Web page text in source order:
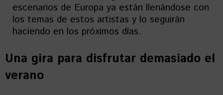
escenarios de Europa ya están llenándose con
los temas de estos artistas y lo seguirán
haciendo en los próximos días.
Una gira para disfrutar demasiado el
verano